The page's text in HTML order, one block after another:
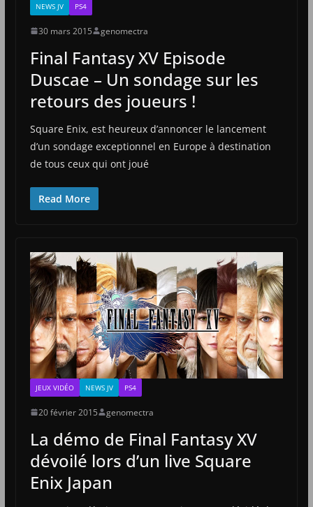
NEWS JV PS4
30 mars 2015 genomectra
Final Fantasy XV Episode
Duscae – Un sondage sur les
retours des joueurs !
Square Enix, est heureux d’annoncer le lancement
d’un sondage exceptionnel en Europe à destination
de tous ceux qui ont joué
Read More
JEUX VIDÉO NEWS JV PS4
20 février 2015 genomectra
La démo de Final Fantasy XV
dévoilé lors d’un live Square
Enix Japan